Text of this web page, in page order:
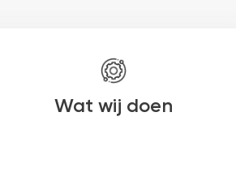
Wat wij doen